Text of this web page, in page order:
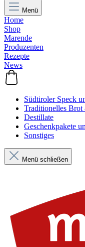
Menü
Home
Shop
Marende
Produzenten
Rezepte
News
Südtiroler Speck
Traditionelles Brot
Destillate
Geschenkpakete
Sonstiges
Menü schließen